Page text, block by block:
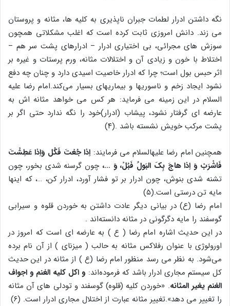
نگه داشتن ادرار لطمات جبران ناپذیری به کلیه ها، مثانه و پروستان
می زند. دانش امروزی ثابت کرده است که اغلب مشکلاتی همچون
سوزش های مجرائی، بی اختیاری ادرار – ادرارهای پشت سر هم –
اختلاط با خون و زیادی آن و اختلالات مثانه، ورم پرستات و غیره بر
اثر حبس بول است؛ چرا که ادرار خاصیت اسیدی دارد و چنان چه دفع
نشود ایجاد زخم و ناسوریها و بیماریهای بسیار می‌کند.امام رضا علیه
السلام در این زمینه می فرماید: هر کس می خواهد مثانه اش به
عارضه ای گرفتار نشود، پیشاب (ادرار)خود را نگه ندارد حتی اگر بر
پشت مرکب خویش نشسته باشد .(۴)
همچنین امام رضا علیه‏السلام می فرمایند:اِذا جُعْتَ فَکُل وَاِذا عَطِشْتَ
فَاشْرَبْ وَ اِذا هاجَ بِکَ البَولُ فَبُلْ، وَ …، چون گرسنه شدى بخور، چون
تشنه شدى بنوش، چون ادرار بر تو فشار آورد، ادرار کن، …، که اینها
مایه تن درستى است.(۵)
امام رضا (ع) در بیانی دیگر عادت داشتن به خوردن قلوه و سیرابی
گوسفند را مایه دگرگونی در مثانه دانسته‌اند .
در این حدیث اشاره امام رضا ( ع ) به عارضه ای است که امروز در
اورولوژی با عنوان رفلاکس مثانه به حالب ( میزنای ) از آن نام برده
می‌شود. به نظر می رسد منظور امام رضا (ع ) از مثانه در این حدیث
کل سیستم مجاری ادرار باشد که فرموده‌اند: و اکل کلیه الغنم و اجواف
الغنم یغیر المثانه. «خوردن کلیه‏ (قلوه) گوسفند و تودلی هاى آن مثانه
را تغییر می دهد».تغییر مثانه عبارت از اختلال مجارى ادرار است‏. (۶)